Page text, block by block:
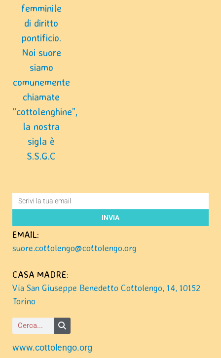
femminile
di diritto
pontificio.
Noi suore
siamo
comunemente
chiamate
“cottolenghine”,
la nostra
sigla è
S.S.G.C
INVIA
EMAIL:
suore.cottolengo@cottolengo.org
CASA MADRE:
Via San Giuseppe Benedetto Cottolengo, 14, 10152
Torino
www.cottolengo.org